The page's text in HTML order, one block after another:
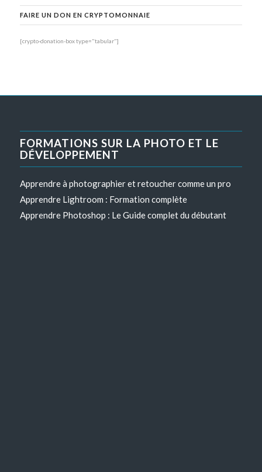
FAIRE UN DON EN CRYPTOMONNAIE
[crypto-donation-box type="tabular"]
FORMATIONS SUR LA PHOTO ET LE
DÉVELOPPEMENT
Apprendre à photographier et retoucher comme un pro
Apprendre Lightroom : Formation complète
Apprendre Photoshop : Le Guide complet du débutant